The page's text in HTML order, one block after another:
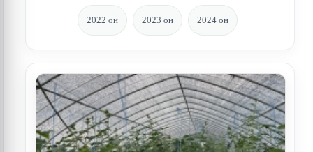
2022 он 2023 он 2024 он